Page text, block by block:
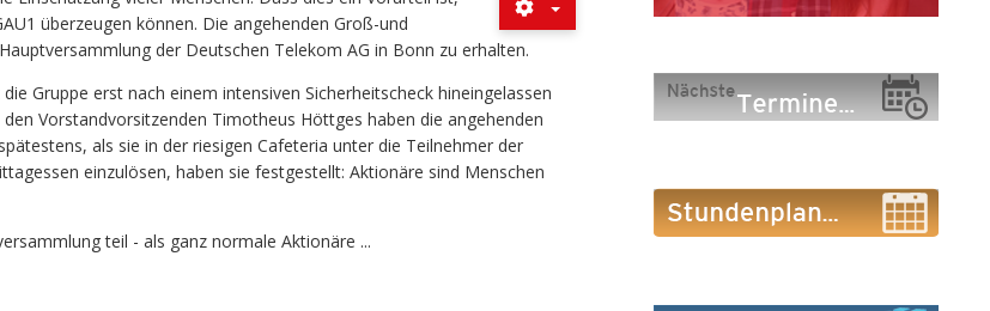
überzeugen können. Die angehenden Groß-und
der Deutschen Telekom AG in Bonn zu erhalten.
Gruppe erst nach einem intensiven Sicherheitscheck hineingelassen
Vorstandvorsitzenden Timotheus Höttges haben die angehenden
als sie in der riesigen Cafeteria unter die Teilnehmer der
einzulösen, haben sie festgestellt: Aktionäre sind Menschen
teil - als ganz normale Aktionäre ...